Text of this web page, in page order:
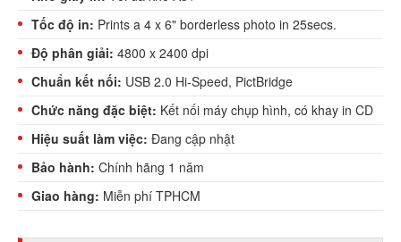
Tốc độ in: Prints a 4 x 6" borderless photo in 25secs.
Độ phân giải: 4800 x 2400 dpi
Chuẩn kết nối: USB 2.0 Hi-Speed, PictBridge
Chức năng đặc biệt: Kết nối máy chụp hình, có khay in CD
Hiệu suất làm việc: Đang cập nhật
Bảo hành: Chính hãng 1 năm
Giao hàng: Miễn phí TPHCM